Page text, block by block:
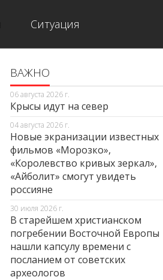
Ситуация
ВАЖНО
06 августа 2026 г.
Крысы идут на север
04 августа 2026 г.
Новые экранизации известных
фильмов «Морозко»,
«Королевство кривых зеркал»,
«Айболит» смогут увидеть
россияне
30 июля 2026 г.
В старейшем христианском
погребении Восточной Европы
нашли капсулу времени с
посланием от советских
археологов